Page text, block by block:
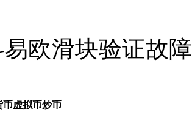
欧滑块验证故障
虚拟币炒币